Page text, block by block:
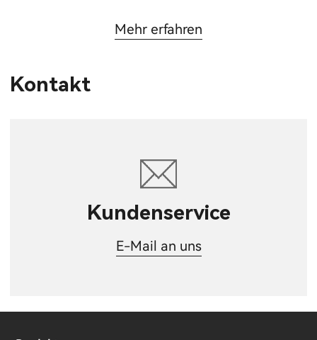
Mehr erfahren
Kontakt
Kundenservice
E-Mail an uns